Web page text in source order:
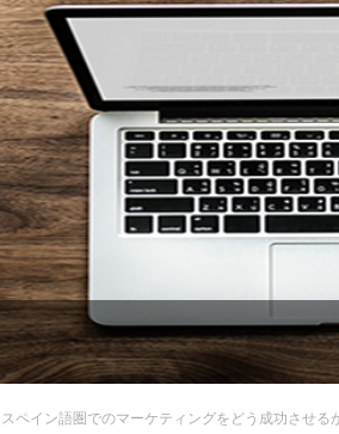
スペイン語圏でのマーケティングをどう成功させる